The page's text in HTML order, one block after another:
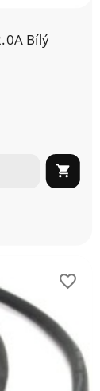
Bílý

favorite_border